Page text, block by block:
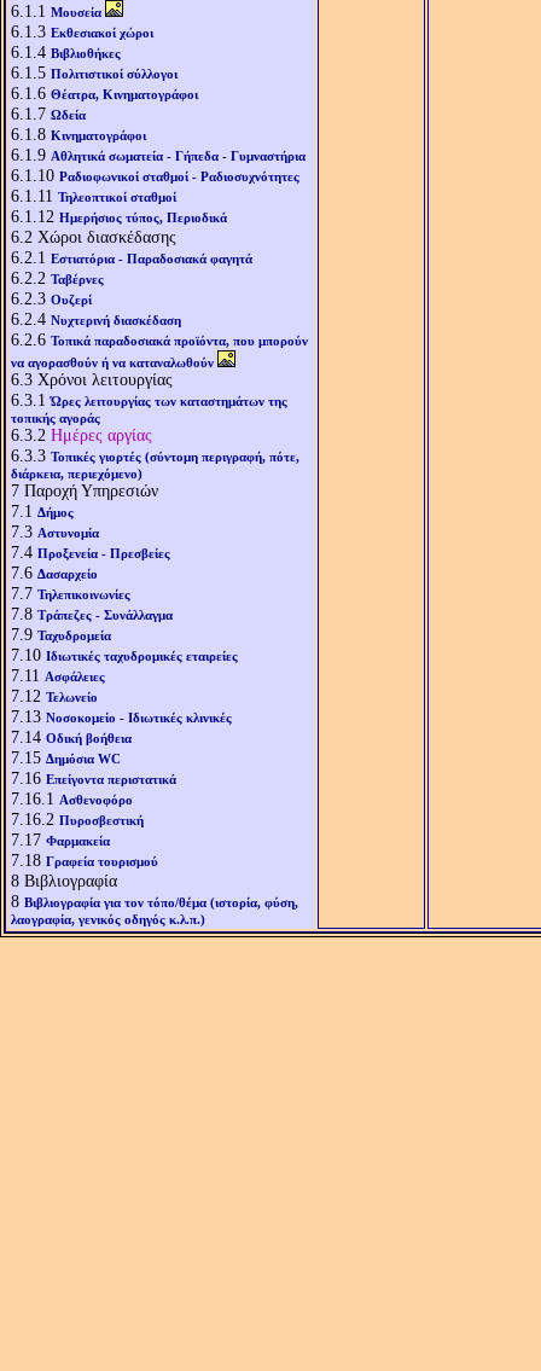
6.1.1 Μουσεία
6.1.3 Εκθεσιακοί χώροι
6.1.4 Βιβλιοθήκες
6.1.5 Πολιτιστικοί σύλλογοι
6.1.6 Θέατρα, Κινηματογράφοι
6.1.7 Ωδεία
6.1.8 Κινηματογράφοι
6.1.9 Αθλητικά σωματεία - Γήπεδα - Γυμναστήρια
6.1.10 Ραδιοφωνικοί σταθμοί - Ραδιοσυχνότητες
6.1.11 Τηλεοπτικοί σταθμοί
6.1.12 Ημερήσιος τύπος, Περιοδικά
6.2 Χώροι διασκέδασης
6.2.1 Εστιατόρια - Παραδοσιακά φαγητά
6.2.2 Ταβέρνες
6.2.3 Ουζερί
6.2.4 Νυχτερινή διασκέδαση
6.2.6 Τοπικά παραδοσιακά προϊόντα, που μπορούν
να αγορασθούν ή να καταναλωθούν
6.3 Χρόνοι λειτουργίας
6.3.1Ώρες λειτουργίας των καταστημάτων της
τοπικής αγοράς
6.3.2 Ημέρες αργίας
6.3.3 Τοπικές γιορτές (σύντομη περιγραφή, πότε,
διάρκεια, περιεχόμενο)
7 Παροχή Υπηρεσιών
7.1 Δήμος
7.3 Αστυνομία
7.4 Προξενεία - Πρεσβείες
7.6 Δασαρχείο
7.7 Τηλεπικοινωνίες
7.8 Τράπεζες - Συνάλλαγμα
7.9 Ταχυδρομεία
7.10 Ιδιωτικές ταχυδρομικές εταιρείες
7.11 Ασφάλειες
7.12 Τελωνείο
7.13 Νοσοκομείο - Ιδιωτικές κλινικές
7.14 Οδική βοήθεια
7.15 Δημόσια WC
7.16 Επείγοντα περιστατικά
7.16.1 Ασθενοφόρο
7.16.2 Πυροσβεστική
7.17 Φαρμακεία
7.18 Γραφεία τουρισμού
8 Βιβλιογραφία
8 Βιβλιογραφία για τον τόπο/θέμα (ιστορία, φύση,
λαογραφία, γενικός οδηγός κ.λ.π.)